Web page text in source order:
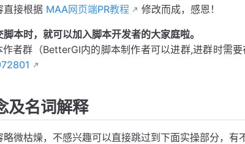
直接根据 MAA网页端PR教程 修改而成，感恩！
脚本时，就可以加入脚本开发者的大家庭啦。
者群（BetterGI内的脚本制作者可以进群,进群时需要
及名词解释
略微枯燥，不感兴趣可以直接跳过到下面实操部分，有